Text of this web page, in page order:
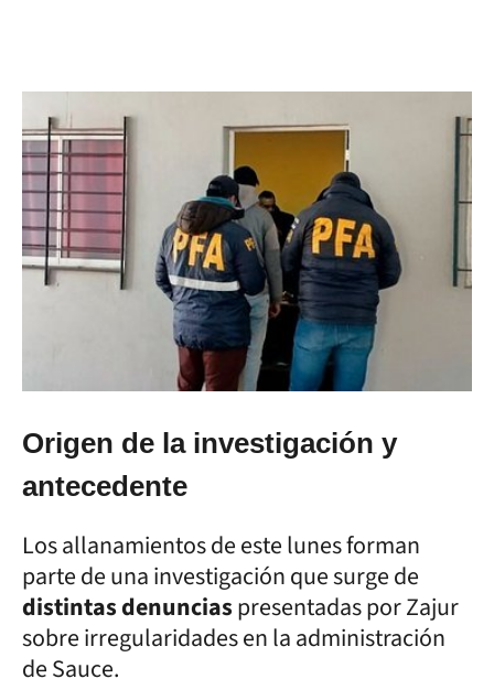
Origen de la investigación y
antecedente
Los allanamientos de este lunes forman
parte de una investigación que surge de
distintas denunciaspresentadas por Zajur
sobre irregularidades en la administración
de Sauce.